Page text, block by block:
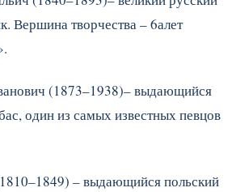
Вершина творчества – 6алет
(1873–1938)– выдающийся
один из самых известных певцов
– выдающийся польский